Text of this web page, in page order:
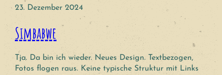
23. Dezember 2024
Simbabwe
Tja. Da bin ich wieder. Neues Design. Textbezogen,
Fotos flogen raus. Keine typische Struktur mit Links